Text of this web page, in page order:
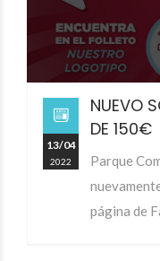
NUEVO
DE 150€
Parque
página de
13/04
2022